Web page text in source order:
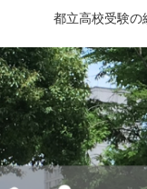
都立高校受験の